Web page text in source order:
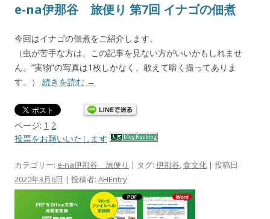
e-na伊那谷 旅便り 第7回 イナゴの佃煮
今回はイナゴの佃煮をご紹介します。
（虫が苦手な方は、この記事を見ない方がいいかもしれませ
ん。”実物”の写真は1枚しかなく、敢えて暗く撮ってありま
す。） 続きを読む →
ページ: 1 2
投票をお願いいたします
カテゴリー: e-na伊那谷 旅便り | タグ: 伊那谷,食文化 | 投稿日:
2020年3月6日 | 投稿者: AHEntry